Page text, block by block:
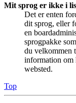
Mit sprog er ikke i
Det er enten
dit sprog, eller
en
sprogpakke
du velkommen
information om
websted.
Top